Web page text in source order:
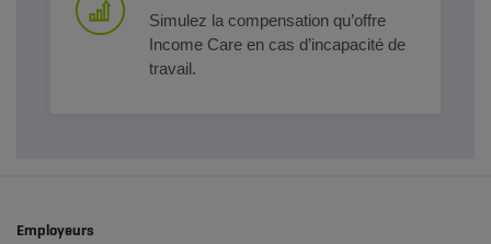
Simulez la compensation qu’offre
Income Care en cas d’incapacité de
travail.
Employeurs